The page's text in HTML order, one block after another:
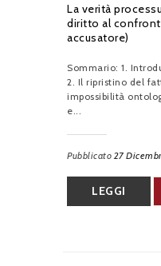
La verità
diritto al
accusatore)
Sommario: 1.
2. Il ripristino del
impossibilità
e...
Pubblicato 27
LEGGI